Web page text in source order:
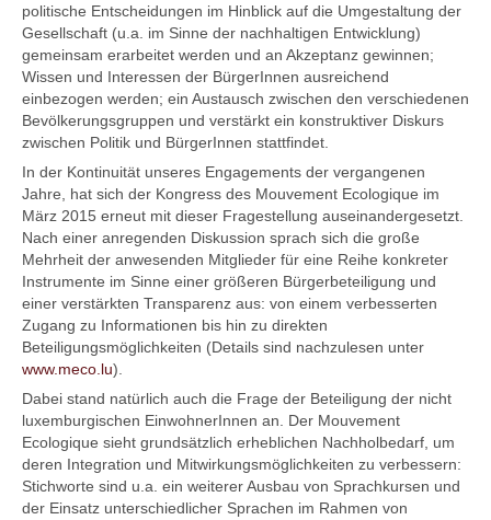
politische Entscheidungen im Hinblick auf die Umgestaltung der
Gesellschaft (u.a. im Sinne der nachhaltigen Entwicklung)
gemeinsam erarbeitet werden und an Akzeptanz gewinnen;
Wissen und Interessen der BürgerInnen ausreichend
einbezogen werden; ein Austausch zwischen den verschiedenen
Bevölkerungsgruppen und verstärkt ein konstruktiver Diskurs
zwischen Politik und BürgerInnen stattfindet.
In der Kontinuität unseres Engagements der vergangenen
Jahre, hat sich der Kongress des Mouvement Ecologique im
März 2015 erneut mit dieser Fragestellung auseinandergesetzt.
Nach einer anregenden Diskussion sprach sich die große
Mehrheit der anwesenden Mitglieder für eine Reihe konkreter
Instrumente im Sinne einer größeren Bürgerbeteiligung und
einer verstärkten Transparenz aus: von einem verbesserten
Zugang zu Informationen bis hin zu direkten
Beteiligungsmöglichkeiten (Details sind nachzulesen unter
www.meco.lu).
Dabei stand natürlich auch die Frage der Beteiligung der nicht
luxemburgischen EinwohnerInnen an. Der Mouvement
Ecologique sieht grundsätzlich erheblichen Nachholbedarf, um
deren Integration und Mitwirkungsmöglichkeiten zu verbessern:
Stichworte sind u.a. ein weiterer Ausbau von Sprachkursen und
der Einsatz unterschiedlicher Sprachen im Rahmen von